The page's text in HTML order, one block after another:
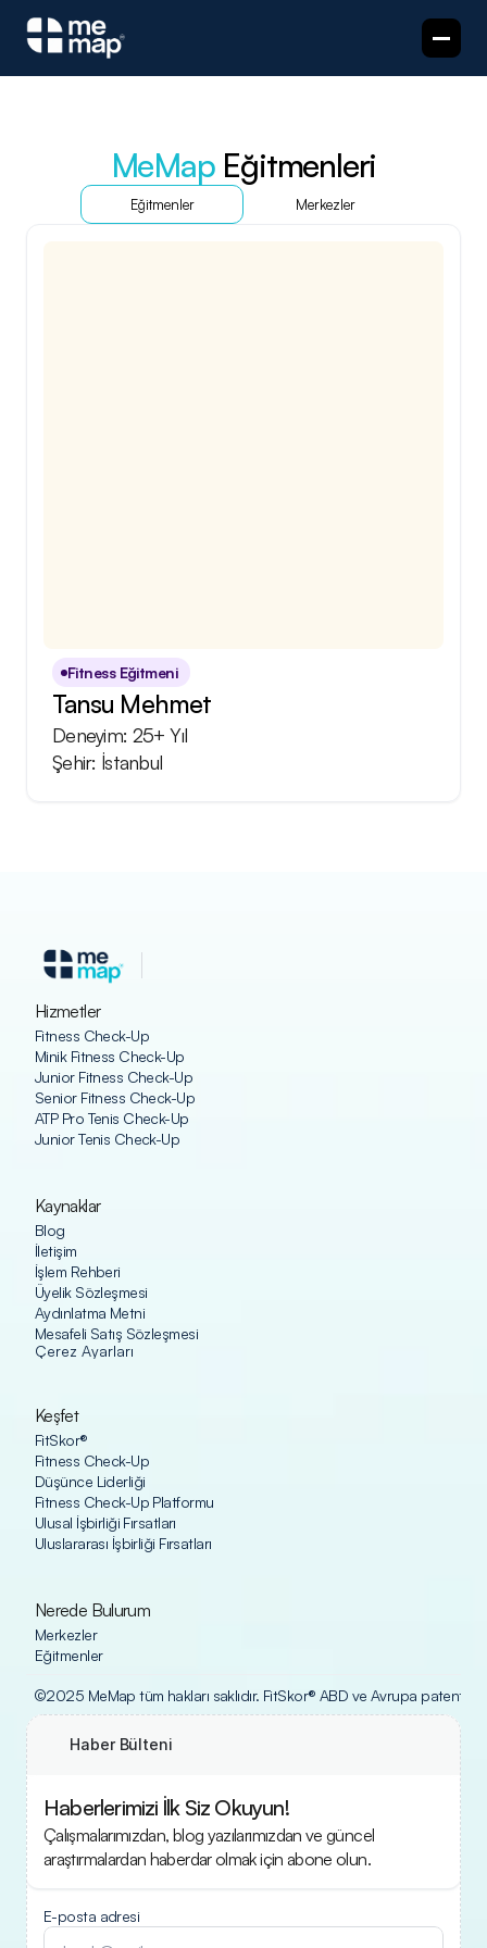
MeMap Eğitmenleri
Eğitmenler Merkezler
Fitness Eğitmeni
Tansu Mehmet
Deneyim: 25+ Yıl
Şehir: İstanbul
Hizmetler
Fitness Check-Up
Minik Fitness Check-Up
Junior Fitness Check-Up
Senior Fitness Check-Up
ATP Pro Tenis Check-Up
Junior Tenis Check-Up
Kaynaklar
Blog
İletişim
İşlem Rehberi
Üyelik Sözleşmesi
Aydınlatma Metni
Mesafeli Satış Sözleşmesi
Çerez Ayarları
Keşfet
FitSkor®
Fitness Check-Up
Düşünce Liderliği
Fitness Check-Up Platformu
Ulusal İşbirliği Fırsatları
Uluslararası İşbirliği Fırsatları
Nerede Bulurum
Merkezler
Eğitmenler
©2025 MeMap tüm hakları saklıdır. FitSkor® ABD ve Avrupa patent
Haber Bülteni
Haberlerimizi İlk Siz Okuyun!
Çalışmalarımızdan, blog yazılarımızdan ve güncel
araştırmalardan haberdar olmak için abone olun.
E-posta adresi